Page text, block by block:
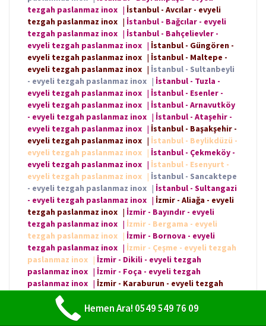
tezgah paslanmaz inox | İstanbul - Avcılar - evyeli
tezgah paslanmaz inox | İstanbul - Bağcılar - evyeli
tezgah paslanmaz inox | İstanbul - Bahçelievler -
evyeli tezgah paslanmaz inox | İstanbul - Güngören -
evyeli tezgah paslanmaz inox | İstanbul - Maltepe -
evyeli tezgah paslanmaz inox | İstanbul - Sultanbeyli
- evyeli tezgah paslanmaz inox | İstanbul - Tuzla -
evyeli tezgah paslanmaz inox | İstanbul - Esenler -
evyeli tezgah paslanmaz inox | İstanbul - Arnavutköy
- evyeli tezgah paslanmaz inox | İstanbul - Ataşehir -
evyeli tezgah paslanmaz inox | İstanbul - Başakşehir -
evyeli tezgah paslanmaz inox | İstanbul - Beylikdüzü -
evyeli tezgah paslanmaz inox | İstanbul - Çekmeköy -
evyeli tezgah paslanmaz inox | İstanbul - Esenyurt -
evyeli tezgah paslanmaz inox | İstanbul - Sancaktepe
- evyeli tezgah paslanmaz inox | İstanbul - Sultangazi
- evyeli tezgah paslanmaz inox | İzmir - Aliağa - evyeli
tezgah paslanmaz inox | İzmir - Bayındır - evyeli
tezgah paslanmaz inox | İzmir - Bergama - evyeli
tezgah paslanmaz inox | İzmir - Bornova - evyeli
tezgah paslanmaz inox | İzmir - Çeşme - evyeli tezgah
paslanmaz inox | İzmir - Dikili - evyeli tezgah
paslanmaz inox | İzmir - Foça - evyeli tezgah
paslanmaz inox | İzmir - Karaburun - evyeli tezgah
paslanmaz inox
paslanmaz inox|İzmir - Kemalpaşa - evyeli tezgah
paslanmaz inox
Hemen Ara! 0549 549 76 09